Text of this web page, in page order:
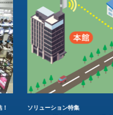
ソリューション特集